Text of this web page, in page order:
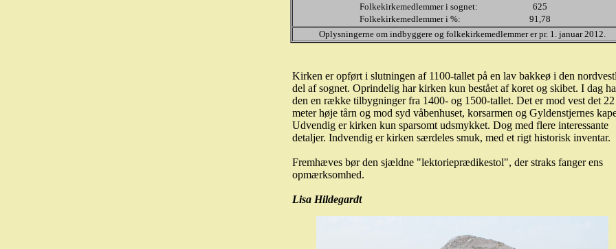
Folkekirkemedlemmer i sognet:
625
Folkekirkemedlemmer i %:
91,78
Oplysningerne om indbyggere og folkekirkemedlemmer er pr. 1. januar 2012.
Kirken er opført i slutningen af 1100-tallet på en lav bakkeø i den
del af sognet. Oprindelig har kirken kun bestået af koret og skibet. I dag
den en række tilbygninger fra 1400- og 1500-tallet. Det er mod vest det 22
meter høje tårn og mod syd våbenhuset, korsarmen og Gyldenstjernes
Udvendig er kirken kun sparsomt udsmykket. Dog med flere interessante
detaljer. Indvendig er kirken særdeles smuk, med et rigt historisk inventar.
Fremhæves bør den sjældne "lektorieprædikestol", der straks fanger ens
opmærksomhed.
Lisa Hildegardt